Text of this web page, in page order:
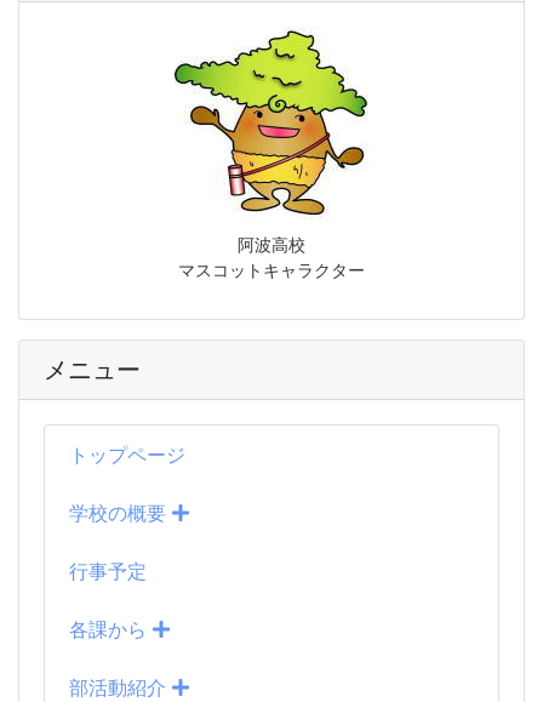
阿波高校
マスコットキャラクター
メニュー
トップページ
学校の概要
行事予定
各課から
部活動紹介